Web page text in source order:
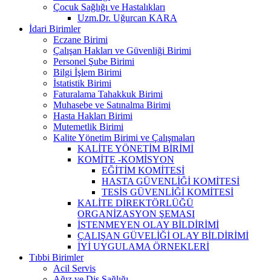
Çocuk Sağlığı ve Hastalıkları
Uzm.Dr. Uğurcan KARA
İdari Birimler
Eczane Birimi
Çalışan Hakları ve Güvenliği Birimi
Personel Şube Birimi
Bilgi İşlem Birimi
İstatistik Birimi
Faturalama Tahakkuk Birimi
Muhasebe ve Satınalma Birimi
Hasta Hakları Birimi
Mutemetlik Birimi
Kalite Yönetim Birimi ve Çalışmaları
KALİTE YÖNETİM BİRİMİ
KOMİTE -KOMİSYON
EĞİTİM KOMİTESİ
HASTA GÜVENLİĞİ KOMİTESİ
TESİS GÜVENLİĞİ KOMİTESİ
KALİTE DİREKTÖRLÜĞÜ
ORGANİZASYON ŞEMASI
İSTENMEYEN OLAY BİLDİRİMİ
ÇALIŞAN GÜVELİĞİ OLAY BİLDİRİMİ
İYİ UYGULAMA ÖRNEKLERİ
Tıbbi Birimler
Acil Servis